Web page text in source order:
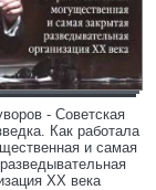
- Советская
Как работала
и самая
XX века